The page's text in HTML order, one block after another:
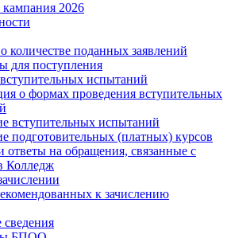
2026
количестве поданных заявлений
для поступления
испытаний
о формах проведения вступительных
вступительных испытаний
подготовительных (платных) курсов
ответы на обращения, связанные с
Колледж
к зачислению